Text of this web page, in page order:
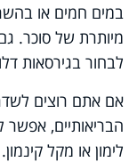
במים חמים או
מיותרת של סוכר.
לבחור בגירסאות
אם אתם רוצים
הבריאותיים, אפשר
לימון או מקל